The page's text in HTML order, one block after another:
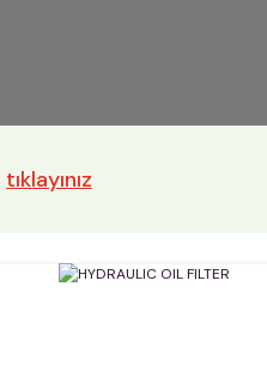
tıklayınız